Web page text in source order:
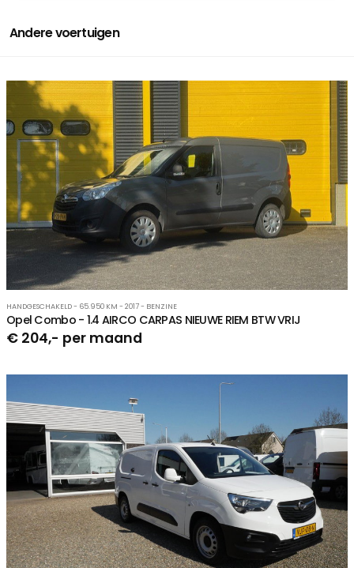
Andere voertuigen
HANDGESCHAKELD - 65.950 KM - 2017 - BENZINE
Opel Combo - 1.4 AIRCO CARPAS NIEUWE RIEM BTW VRIJ
€ 204,- per maand